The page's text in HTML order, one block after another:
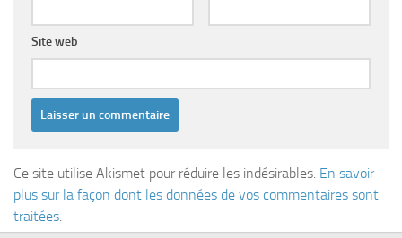
Site web
Ce site utilise Akismet pour réduire les indésirables. En savoir
plus sur la façon dont les données de vos commentaires sont
traitées.